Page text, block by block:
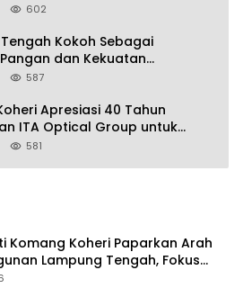
602
Kokoh Sebagai
dan Kekuatan
Lampung, Komang Koheri:
Emas 2045
587
Apresiasi 40 Tahun
ITA Optical Group untuk
Mata Masyarakat Lamteng
581
Komang Koheri Paparkan Arah
Lampung Tengah, Fokus
Ekonomi, Infrastruktur dan